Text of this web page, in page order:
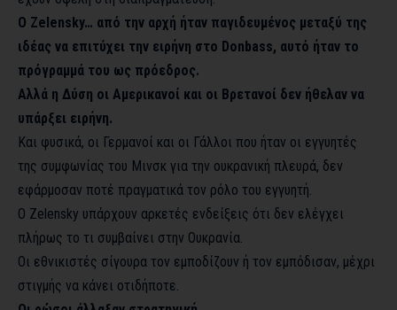
Ο Zelensky… από την αρχή ήταν παγιδευμένος μεταξύ της
ιδέας να επιτύχει την ειρήνη στο Donbass, αυτό ήταν το
πρόγραμμά του ως πρόεδρος.
Αλλά η Δύση οι Αμερικανοί και οι Βρετανοί δεν ήθελαν να
υπάρξει ειρήνη.
Και φυσικά, οι Γερμανοί και οι Γάλλοι που ήταν οι εγγυητές
της συμφωνίας του Μινσκ για την ουκρανική πλευρά, δεν
εφάρμοσαν ποτέ πραγματικά τον ρόλο του εγγυητή.
Ο Zelensky υπάρχουν αρκετές ενδείξεις ότι δεν ελέγχει
πλήρως το τι συμβαίνει στην Ουκρανία.
Οι εθνικιστές σίγουρα τον εμποδίζουν ή τον εμπόδισαν, μέχρι
στιγμής να κάνει οτιδήποτε.